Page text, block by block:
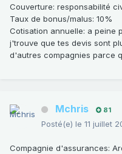
Couverture: responsabilité
Taux de bonus/malus: 10%
Cotisation annuelle: a peine
j'trouve que tes devis sont
d'autres compagnies parce
Mchris 81
Posté(e) le 11 juillet
Compagnie d'assurances: